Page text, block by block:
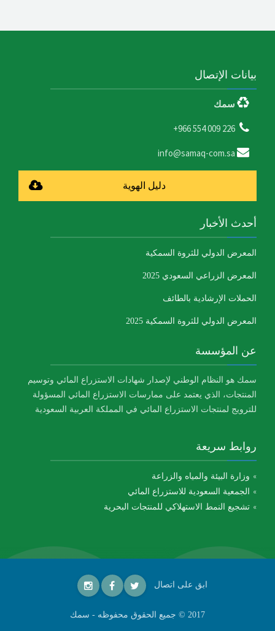
بيانات الإتصال
سمك
226 009 554 966+
info@samaq-com.sa
دليل الهوية
أحدث الأخبار
المعرض الدولي للثروة السمكية
المعرض الزراعي السعودي 2025
الحملات الإرشادية بالطائف
المعرض الدولي للثروة السمكية 2025
عن المؤسسة
سمك هو النظام الوطني لإصدار شهادات الاستزراع المائي وتوسيم
المنتجات، الذي يعتمد على ممارسات الاستزراع المائي المسؤولة
للترويج لمنتجات الاستزراع المائي في المملكة العربية السعودية
روابط سريعة
وزارة البيئة والمياه والزراعة
الجمعية السعودية للاستزراع المائي
تشجيع النمط الاستهلاكي للمنتجات البحرية
ابق على اتصال
2017 © جميع الحقوق محفوظه - سمك